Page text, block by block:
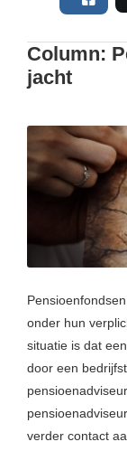
Column:
jacht
onder hun
situatie is dat
door een
verder contact
om
te
gebruikt
deze
kan de
worden
om